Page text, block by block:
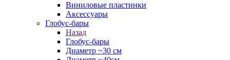
Виниловые пластинки
Аксессуары
Глобус-бары
Назад
Глобус-бары
Диаметр ~30 см